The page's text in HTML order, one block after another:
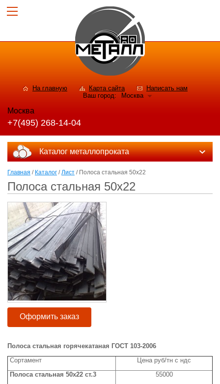
На главную Карта сайта
Написать нам
Ваш город:
Москва
Москва
+7(495) 268-14-04
Каталог металлопроката
Главная / Каталог /Лист / Полоса стальная 50x22
Полоса стальная 50x22
Оформить заказ
Полоса стальная горячекатаная ГОСТ 103-2006
Сортамент
Цена руб/тн с ндс
Полоса стальная 50x22 ст.3
55000